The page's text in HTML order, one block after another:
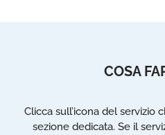
COSA
Clicca sull’icona del servizio
sezione dedicata. Se il